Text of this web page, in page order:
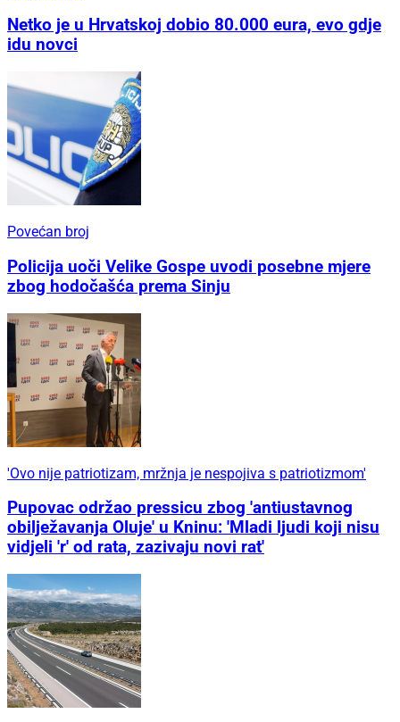
Netko je u Hrvatskoj dobio 80.000 eura, evo gdje
idu novci
Povećan broj
Policija uoči Velike Gospe uvodi posebne mjere
zbog hodočašća prema Sinju
'Ovo nije patriotizam, mržnja je nespojiva s patriotizmom'
Pupovac održao pressicu zbog 'antiustavnog
obilježavanja Oluje' u Kninu: 'Mladi ljudi koji nisu
vidjeli 'r' od rata, zazivaju novi rat'